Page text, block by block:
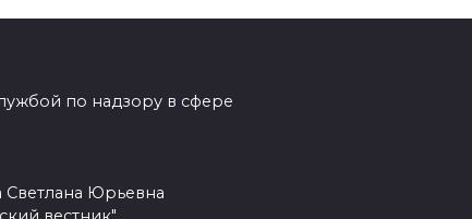
по надзору в сфере
Юрьевна